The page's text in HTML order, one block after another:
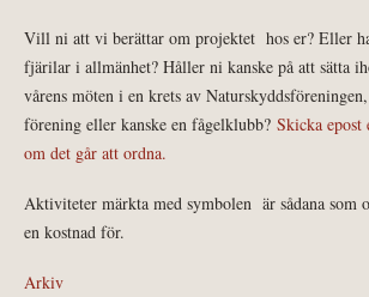
Vill ni att vi berättar om projektet hos er? Eller
fjärilar i allmänhet? Håller ni kanske på att sätta
vårens möten i en krets av
förening eller kanske en fågelklubb? Skicka
om det går att ordna.
Aktiviteter märkta med symbolen är sådana som
en kostnad för.
Arkiv